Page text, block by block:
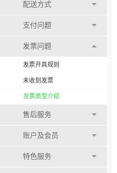
配送方式
支付问题
发票问题
发票开具规则
未收到发票
发票类型介绍
售后服务
账户及会员
特色服务